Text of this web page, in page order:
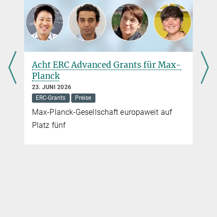
Die Tiefen der Ozeane sind ein lebensfeindlicher Ort. Um den
widrigen Bedingungen zu trotzen, haben sich viele Organismen zu
Lebensgemeinschaften zusammengeschlossen. Nicole Dubilier
und ihre Mitarbeiter am Max-Planck-Institut für marine
Mikrobiologie in Bremen entdecken immer wieder neue Symbiosen,
mit denen die Tiefseebewohner ihre Energieversorgung
sicherstellen.
mehr
Meer Leidenschaft
Acht ERC Advanced Grants für Max-
Planck
23. JUNI 2026
ERC-Grants
Preise
Max-Planck-Gesellschaft europaweit auf
Platz fünf